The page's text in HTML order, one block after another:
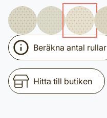
Beräkna antal rullar
Hitta till butiken